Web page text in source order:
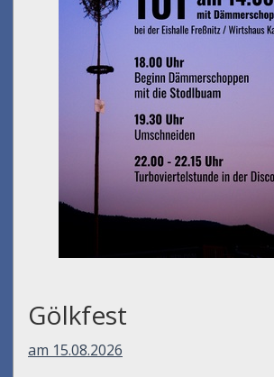
Gölkfest
am 15.08.2026